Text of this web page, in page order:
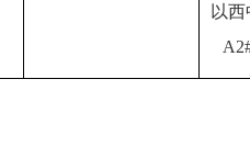
以